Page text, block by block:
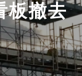
板撤去